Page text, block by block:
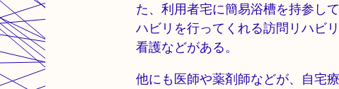
た、利用者宅に簡易浴槽を持参し
ハビリを行ってくれる訪問リハビ
看護などがある。
他にも医師や薬剤師などが、自宅